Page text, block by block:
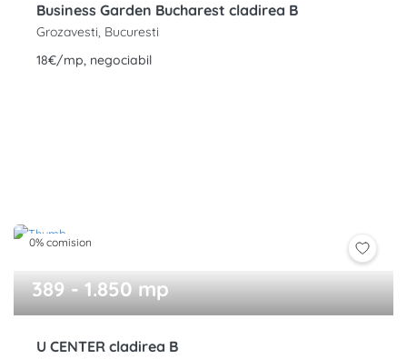
Business Garden Bucharest cladirea B
Grozavesti, Bucuresti
18€/mp, negociabil
0% comision
389 - 1.850 mp
U CENTER cladirea B